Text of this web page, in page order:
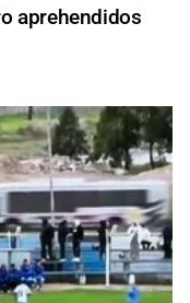
aprehendidos